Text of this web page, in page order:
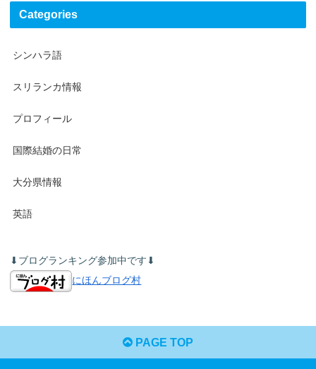
Categories
シンハラ語
スリランカ情報
プロフィール
国際結婚の日常
大分県情報
英語
⬇︎ブログランキング参加中です⬇︎
にほんブログ村
PAGE TOP